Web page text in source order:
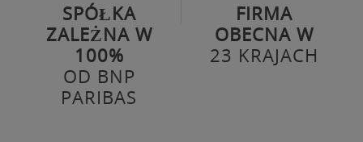
SPÓŁKA
ZALEŻNA W
100%
OD BNP
PARIBAS
FIRMA
OBECNA W
23 KRAJACH